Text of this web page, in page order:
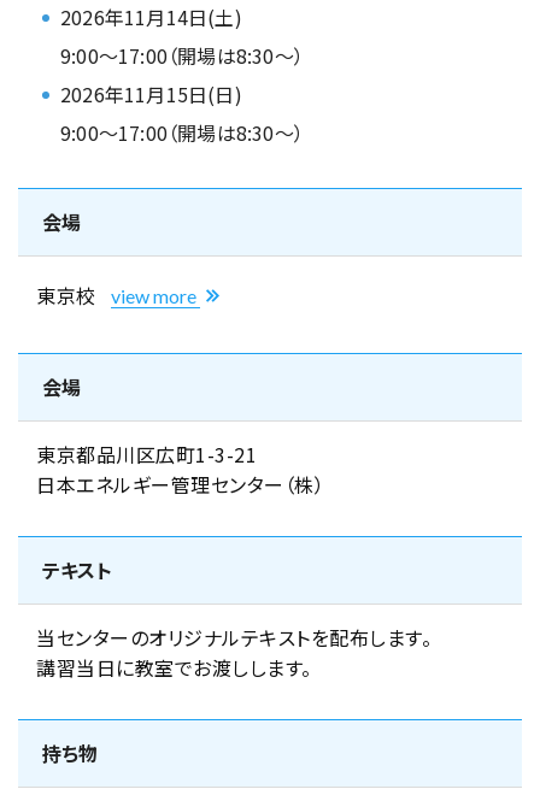
2026年11月14日(土)
9:00～17:00（開場は8:30～）
2026年11月15日(日)
9:00～17:00（開場は8:30～）
会場
東京校 view more
会場
東京都品川区広町1-3-21
日本エネルギー管理センター（株）
テキスト
当センターのオリジナルテキストを配布します。
講習当日に教室でお渡しします。
持ち物